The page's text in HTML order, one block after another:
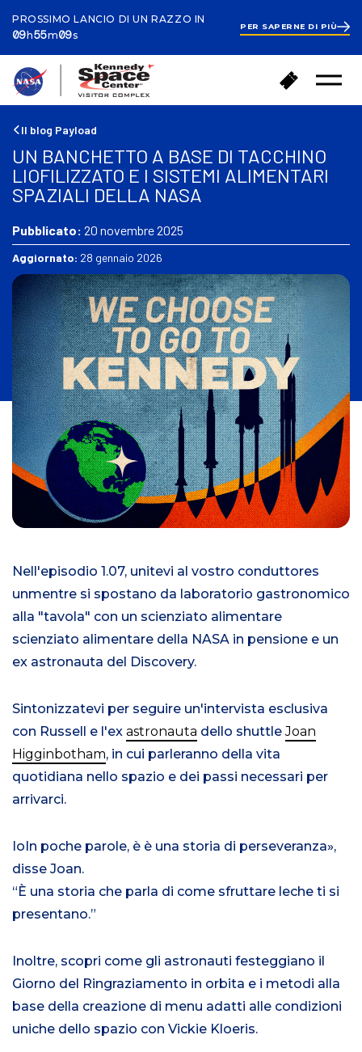
PROSSIMO LANCIO DI UN RAZZO IN
09 hours
55minutes
09seconds
9
27
seconds
PER SAPERNE DI PIÙ
r
a
c
a
a
s
t
i
l
i
e
t
t
i
Menu
Il blog Payload
UN BANCHETTO A BASE DI TACCHINO
LIOFILIZZATO E I SISTEMI ALIMENTARI
SPAZIALI DELLA NASA
Pubblicato: 20 novembre 2025
Aggiornato: 28 gennaio 2026
Nell'episodio 1.07, unitevi al vostro conduttores
unmentre si spostano da laboratorio gastronomico
alla "tavola" con un scienziato alimentare
scienziato alimentare della NASA in pensione e un
ex astronauta del Discovery.
Sintonizzatevi per seguire un'intervista esclusiva
con Russell e l'ex astronauta dello shuttleJoan
Higginbotham, in cui parleranno della vita
quotidiana nello spazio e dei passi necessari per
arrivarci.
IoIn poche parole, è è una storia di perseveranza»,
disse Joan.
“È una storia che parla di come sfruttare leche ti si
presentano.”
Inoltre, scopri come gli astronauti festeggiano il
Giorno del Ringraziamento in orbita e i metodi alla
base della creazione di menu adatti alle condizioni
uniche dello spazio con Vickie Kloeris.